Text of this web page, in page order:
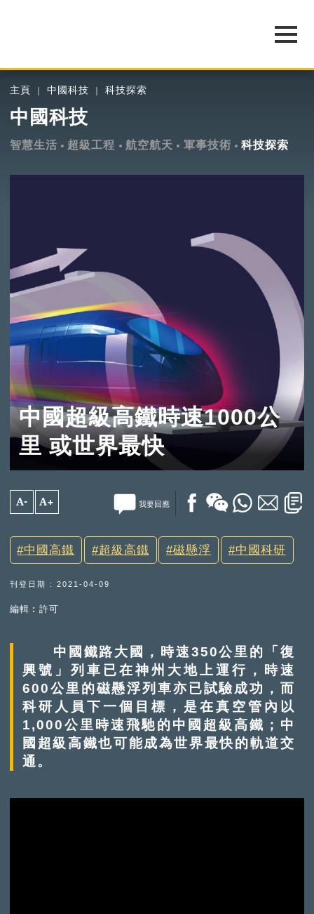
主頁 中國科技 科技探索
中國科技
智慧生活 超級工程 航空航天 軍事技術 科技探索
中國超級高鐵時速1000公
里 或世界最快
A- A+ 我要回應
中國高鐵 超級高鐵 磁懸浮 中國科研
刊登日期 : 2021-04-09
編輯︰許可
中國鐵路大國，時速350公里的「復
興號」列車已在神州大地上運行，時速
600公里的磁懸浮列車亦已試驗成功，而
科研人員下一個目標，是在真空管內以
1,000公里時速飛馳的中國超級高鐵；中
國超級高鐵也可能成為世界最快的軌道交
通。